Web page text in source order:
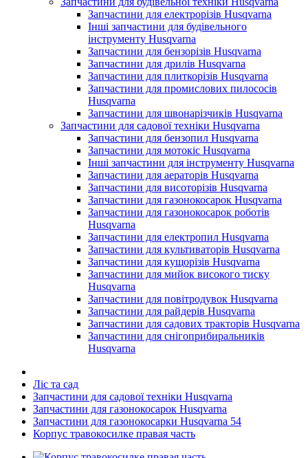
Запчастини для електрорізів Husqvarna
Інші запчастини для будівельного
інструменту Husqvarna
Запчастини для бензорізів Husqvarna
Запчастини для дрилів Husqvarna
Запчастини для плиткорізів Husqvarna
Запчастини для промислових пилососів
Husqvarna
Запчастини для швонарізчиків Husqvarna
Запчастини для садової техніки Husqvarna
Запчастини для бензопил Husqvarna
Запчастини для мотокіс Husqvarna
Інші запчастини для інструменту Husqvarna
Запчастини для аераторів Husqvarna
Запчастини для висоторізів Husqvarna
Запчастини для газонокосарок Husqvarna
Запчастини для газонокосарок роботів
Husqvarna
Запчастини для електропил Husqvarna
Запчастини для культиваторів Husqvarna
Запчастини для кущорізів Husqvarna
Запчастини для мийок високого тиску
Husqvarna
Запчастини для повітродувок Husqvarna
Запчастини для райдерів Husqvarna
Запчастини для садових тракторів Husqvarna
Запчастини для снігоприбиральників
Husqvarna
Ліс та сад
Запчастини для садової техніки Husqvarna
Запчастини для газонокосарок Husqvarna
Запчастини для газонокосарки Husqvarna 54
Корпус травокосилке правая часть